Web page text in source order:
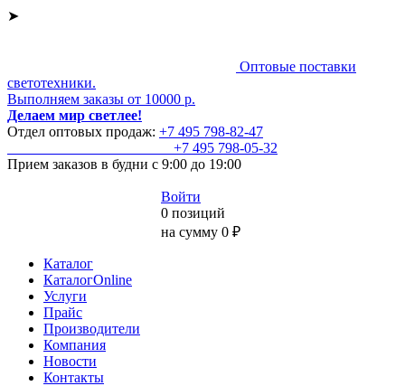
➤
Оптовые поставки
светотехники.
Выполняем заказы от 10000 р.
Делаем мир светлее!
Отдел оптовых продаж: +7 495 798-82-47
+7 495 798-05-32
Прием заказов в будни с 9:00 до 19:00
Войти
0 позиций
на сумму 0 ₽
Каталог
КаталогOnline
Услуги
Прайс
Производители
Компания
Новости
Контакты